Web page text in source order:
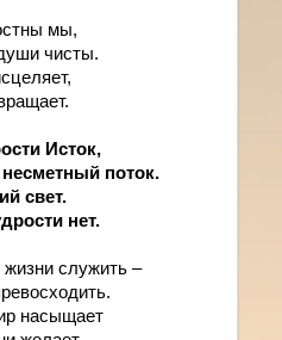
мы,
чисты.
Исток,
поток.
свет.
нет.
служить –
насыщает